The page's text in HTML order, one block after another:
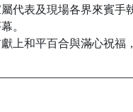
代表及現場各界來賓手
。
上和平百合與滿心祝福